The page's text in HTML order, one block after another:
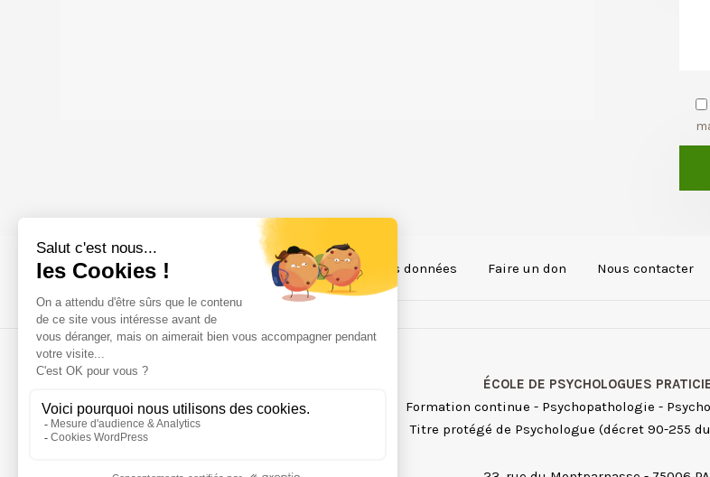
Plan du site Mentions légales Protection des données Faire un don Nous contacter
ÉCOLE DE PSYCHOLOGUES
Formation continue - Psychopathologie -
Titre protégé de Psychologue (décret 90-255